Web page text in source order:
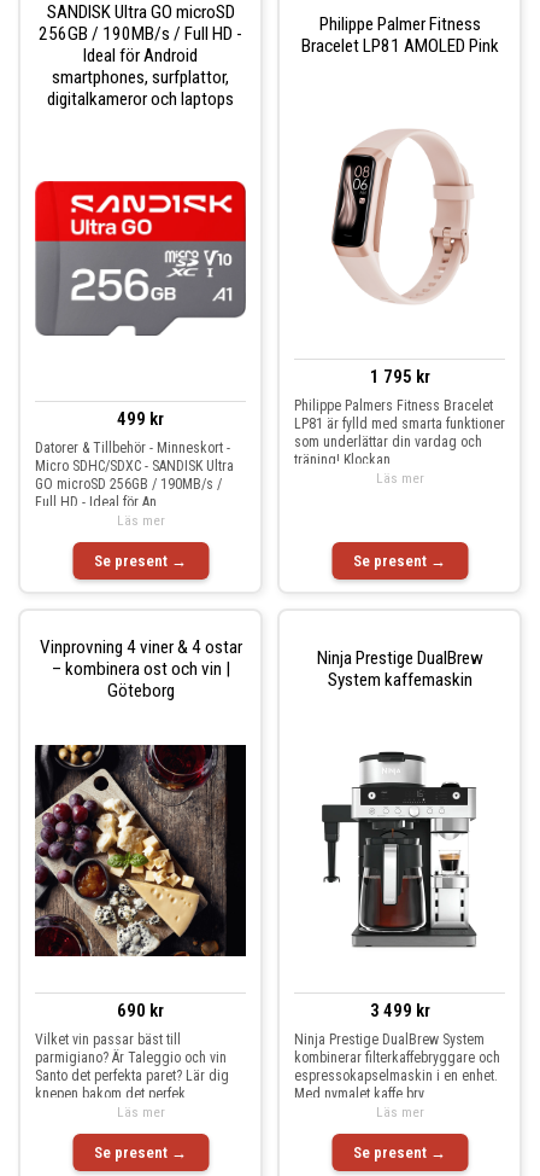
SANDISK Ultra GO microSD
256GB / 190MB/s / Full HD -
Ideal för Android
smartphones, surfplattor,
digitalkameror och laptops
499 kr
Datorer & Tillbehör - Minneskort -
Micro SDHC/SDXC - SANDISK Ultra
GO microSD 256GB / 190MB/s /
Full HD - Ideal för An
Se present →
Läs mer
Philippe Palmer Fitness
Bracelet LP81 AMOLED Pink
1 795 kr
Philippe Palmers Fitness Bracelet
LP81 är fylld med smarta funktioner
som underlättar din vardag och
träning! Klockan
Se present →
Läs mer
Vinprovning 4 viner & 4 ostar
– kombinera ost och vin |
Göteborg
690 kr
Vilket vin passar bäst till
parmigiano? Är Taleggio och vin
Santo det perfekta paret? Lär dig
knepen bakom det perfek
Se present →
Läs mer
Ninja Prestige DualBrew
System kaffemaskin
3 499 kr
Ninja Prestige DualBrew System
kombinerar filterkaffebryggare och
espressokapselmaskin i en enhet.
Med nymalet kaffe bry
Se present →
Läs mer